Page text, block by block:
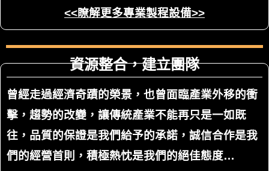
<<瞭解更多專業製程設備>>
資源整合，建立團隊
曾經走過經濟奇蹟的榮景，也曾面臨產業外移的衝
擊，趨勢的改變，讓傳統產業不能再只是一如既
往，品質的保證是我們給予的承諾，誠信合作是我
們的經營首則，積極熱忱是我們的絕佳態度…